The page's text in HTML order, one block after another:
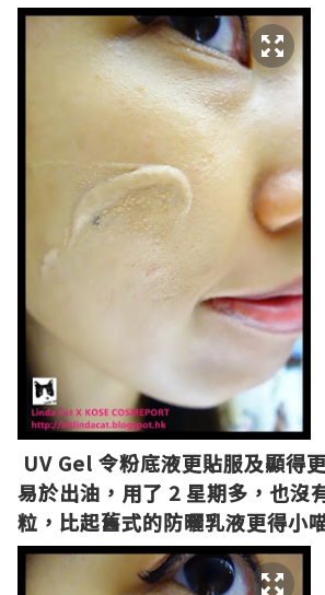
UV Gel 令粉底液更貼服及顯得
易於出油，用了 2 星期多，也沒
粒，比起舊式的防曬乳液更得小